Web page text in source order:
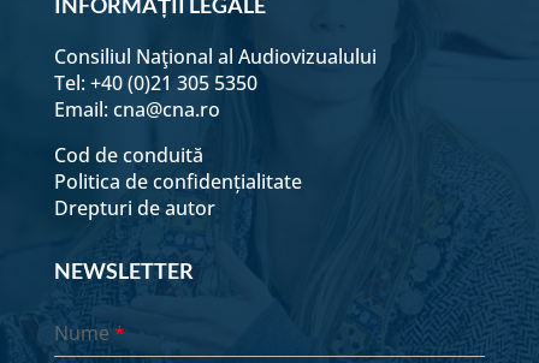
Consiliul Naţional al Audiovizualului
Tel: +40 (0)21 305 5350
Email: cna@cna.ro
Cod de conduită
Politica de confidențialitate
Drepturi de autor
NEWSLETTER
Nume*